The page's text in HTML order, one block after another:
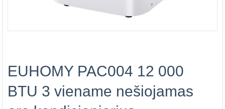
EUHOMY PAC004 12 000
BTU 3 viename nešiojamas